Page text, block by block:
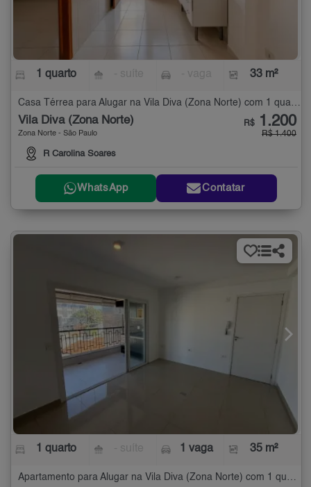
1 quarto 33 m²
Vila Diva (Zona Norte)
Zona Norte - São Paulo
R Carolina Soares
R$ 1.200
R$ 1.400
WhatsApp Contatar
1 quarto 1 vaga 35 m²
Apartamento para Alugar na Vila Diva (Zona Norte) com 1 quarto - 35 m²